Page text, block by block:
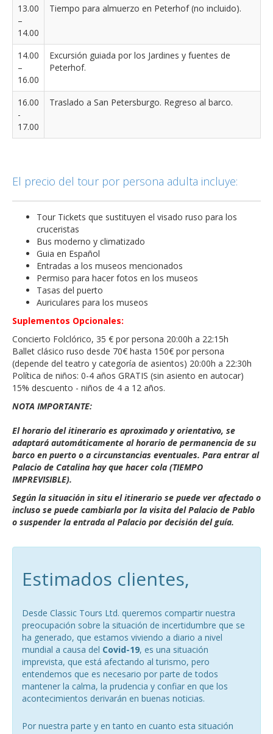
13.00
–
14.00
Tiempo para almuerzo en Peterhof (no incluido).
14.00
–
16.00
Excursión guiada por los Jardines y fuentes de
Peterhof.
16.00
-
17.00
Traslado a San Petersburgo. Regreso al barco.
El precio del tour por persona adulta incluye:
Tour Tickets que sustituyen el visado ruso para los
cruceristas
Bus moderno y climatizado
Guia en Español
Entradas a los museos mencionados
Permiso para hacer fotos en los museos
Tasas del puerto
Auriculares para los museos
Suplementos Opcionales:
Concierto Folclórico, 35 € por persona 20:00h a 22:15h
Ballet clásico ruso desde 70€ hasta 150€ por persona
(depende del teatro y categoría de asientos) 20:00h a 22:30h
Política de niños: 0-4 años GRATIS (sin asiento en autocar)
15% descuento - niños de 4 a 12 años.
NOTA IMPORTANTE:
El horario del itinerario es aproximado y orientativo, se
adaptará automáticamente al horario de permanencia de su
barco en puerto o a circunstancias eventuales. Para entrar al
Palacio de Catalina hay que hacer cola (TIEMPO
IMPREVISIBLE).
Según la situación in situ el itinerario se puede ver afectado o
incluso se puede cambiarla por la visita del Palacio de Pablo
o suspender la entrada al Palacio por decisión del guía.
Estimados clientes,
Desde Classic Tours Ltd. queremos compartir nuestra
preocupación sobre la situación de incertidumbre que se
ha generado, que estamos viviendo a diario a nivel
mundial a causa del Covid-19, es una situación
imprevista, que está afectando al turismo, pero
entendemos que es necesario por parte de todos
mantener la calma, la prudencia y confiar en que los
acontecimientos derivarán en buenas noticias.
Por nuestra parte y en tanto en cuanto esta situación